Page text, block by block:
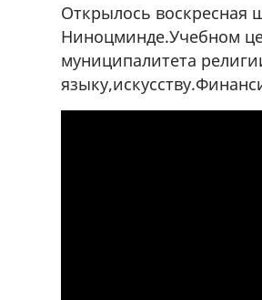
Открылось воскресная
Ниноцминде.Учебном
муниципалитета